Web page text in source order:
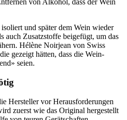
von Alkohol, dass der Wein
und später dem Wein wieder
auch Zusatzstoffe beigefügt, um das
Hélène Noirjean von Swiss
gezeigt hätten, dass die Wein-
seien.
Hersteller vor Herausforderungen
zuerst wie das Original hergestellt